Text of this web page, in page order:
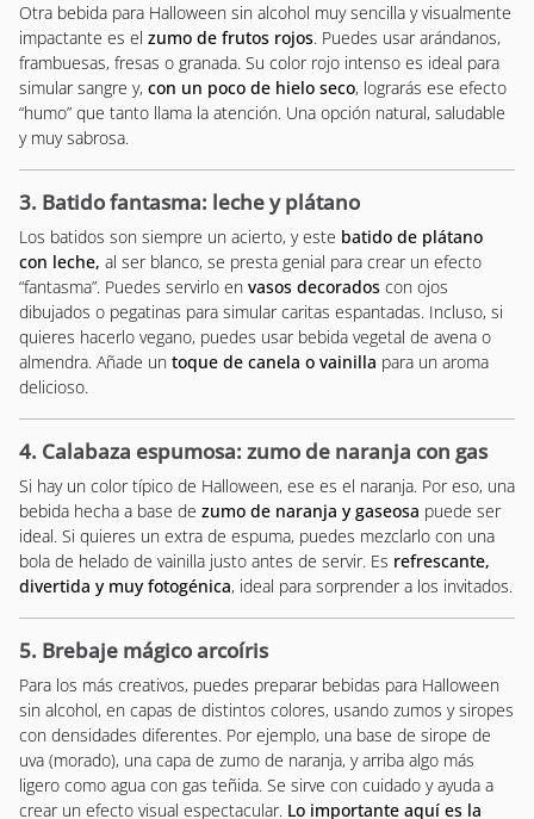
Otra bebida para Halloween sin alcohol muy sencilla y visualmente
impactante es el zumo de frutos rojos. Puedes usar arándanos,
frambuesas, fresas o granada. Su color rojo intenso es ideal para
simular sangre y, con un poco de hielo seco, lograrás ese efecto
“humo” que tanto llama la atención. Una opción natural, saludable
y muy sabrosa.
3. Batido fantasma: leche y plátano
Los batidos son siempre un acierto, y este batido de plátano
con leche, al ser blanco, se presta genial para crear un efecto
“fantasma”. Puedes servirlo en vasos decorados con ojos
dibujados o pegatinas para simular caritas espantadas. Incluso, si
quieres hacerlo vegano, puedes usar bebida vegetal de avena o
almendra. Añade un toque de canela o vainilla para un aroma
delicioso.
4. Calabaza espumosa: zumo de naranja con gas
Si hay un color típico de Halloween, ese es el naranja. Por eso, una
bebida hecha a base de zumo de naranja y gaseosa puede ser
ideal. Si quieres un extra de espuma, puedes mezclarlo con una
bola de helado de vainilla justo antes de servir. Es refrescante,
divertida y muy fotogénica, ideal para sorprender a los invitados.
5. Brebaje mágico arcoíris
Para los más creativos, puedes preparar bebidas para Halloween
sin alcohol, en capas de distintos colores, usando zumos y siropes
con densidades diferentes. Por ejemplo, una base de sirope de
uva (morado), una capa de zumo de naranja, y arriba algo más
ligero como agua con gas teñida. Se sirve con cuidado y ayuda a
crear un efecto visual espectacular. Lo importante aquí es la